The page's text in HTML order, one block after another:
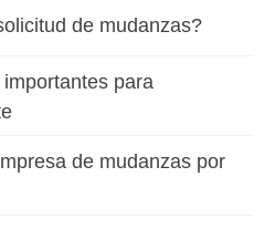
de mudanzas?
para
de mudanzas por